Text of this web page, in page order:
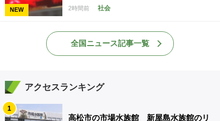
NEW 2時間前 社会
全国ニュース記事一覧
アクセスランキング
1
高松市の市場水族館 新屋島水族館のリ